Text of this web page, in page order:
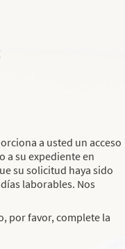
a usted un acceso
a su expediente en
su solicitud haya sido
laborables. Nos
por favor, complete la